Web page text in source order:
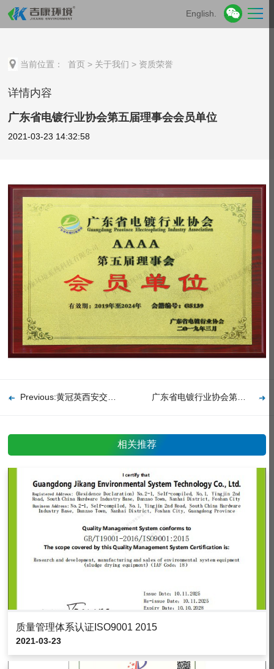
English.
当前位置： 首页 > 关于我们 > 资质荣誉
详情内容
广东省电镀行业协会第五届理事会会员单位
2021-03-23 14:32:58
相关推荐
质量管理体系认证ISO9001 2015
2021-03-23